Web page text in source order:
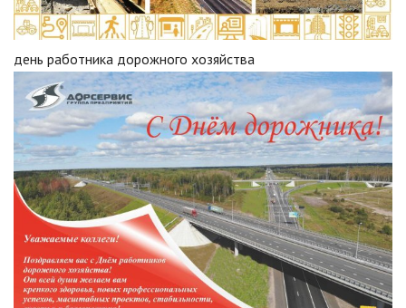
день работника дорожного хозяйства